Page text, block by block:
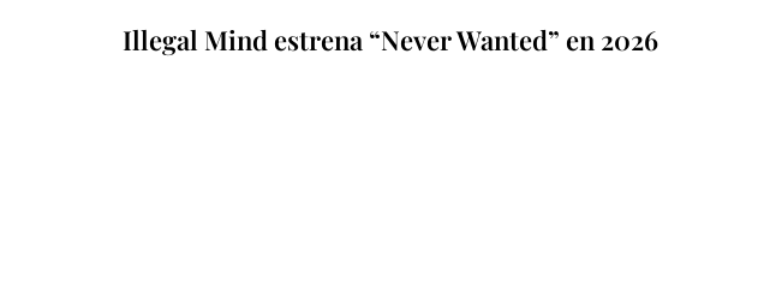
Illegal Mind estrena “Never Wanted” en 2026